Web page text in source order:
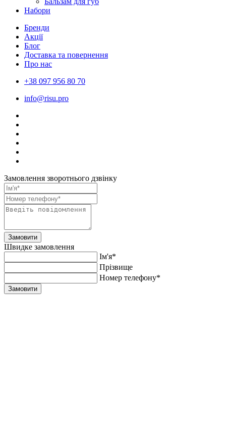
Набори
Бренди
Акції
Блог
Доставка та повернення
Про нас
+38 097 956 80 70
info@risu.pro
Замовлення зворотнього дзвінку
Замовити
Швидке замовлення
Ім'я*
Прiзвище
Номер телефону*